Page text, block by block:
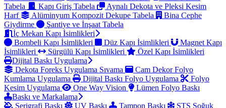
Tabela
Kapı Giriş Tabela
Aynalı Dekota ve Pleksi Kesim
Harf
Alüminyum Kompozit Dekupe Tabela
Bina Cephe
Giydirme
Şantiye ve İnşaat Tabela
İç Mekan Kapı İsimlikleri
Bombeli Kapı İsimlikleri
Düz Kapı İsimlikleri
Magnet Kapı
İsimlikleri
Sürgülü Kapı İsimlikleri
Özel Kapı İsimlikleri
Dijital Baskı Uygulama
Dekota Foreks Uygulama Sıvama
Cam Dekor Folyo
Kumlama Uygulama
Dijital Baskı Folyo Uygulama
Folyo
Kesim Uygulama
One Way Vision
Lümen Folyo Baskı
Baskı ve Markalama
Serigrafi Baskı
UV Baskı Tampon Baskı
STS Soğuk